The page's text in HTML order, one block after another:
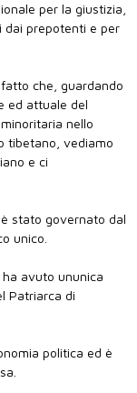
per la giustizia,
dai prepotenti e per
che, guardando
ed attuale del
nello
tibetano, vediamo
e ci
stato governato dal
unico.
avuto ununica
Patriarca di
politica ed è